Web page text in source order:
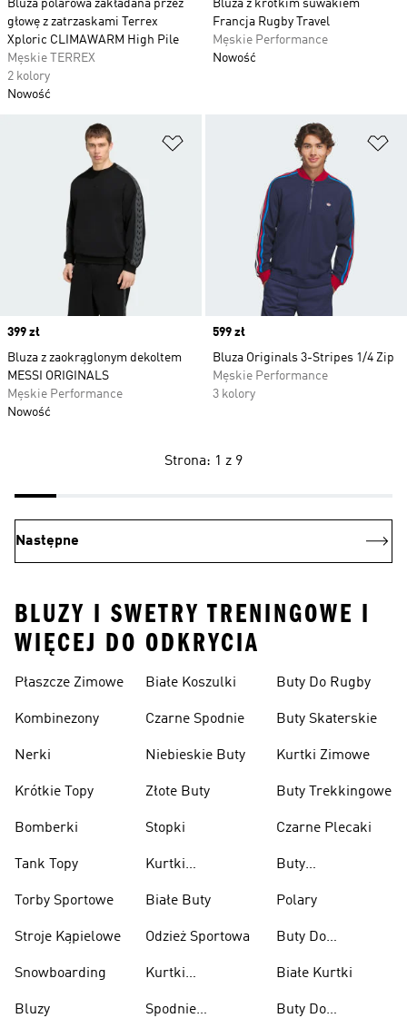
Bluza polarowa zakładana przez
głowę z zatrzaskami Terrex
Xploric CLIMAWARM High Pile
Męskie TERREX
2 kolory
Nowość
Bluza z krótkim suwakiem
Francja Rugby Travel
Męskie Performance
Nowość
Dodaj do listy życzeń
Price
399 zł
Bluza z zaokrąglonym dekoltem
MESSI ORIGINALS
Męskie Performance
Nowość
Price
599 zł
Bluza Originals 3-Stripes 1/4 Zip
Męskie Performance
3 kolory
Strona: 1 z 9
Następne
BLUZY I SWETRY TRENINGOWE I
WIĘCEJ DO ODKRYCIA
Płaszcze Zimowe
Kombinezony
Nerki
Krótkie Topy
Bomberki
Tank Topy
Torby Sportowe
Stroje Kąpielowe
Snowboarding
Bluzy
Białe Koszulki
Czarne Spodnie
Niebieskie Buty
Złote Buty
Stopki
Kurtki
Białe Buty
Odzież Sportowa
Kurtki
Spodnie
Buty Do Rugby
Buty Skaterskie
Kurtki Zimowe
Buty Trekkingowe
Czarne Plecaki
Buty
Polary
Buty Do
Ciężarów
Białe Kurtki
Buty Do